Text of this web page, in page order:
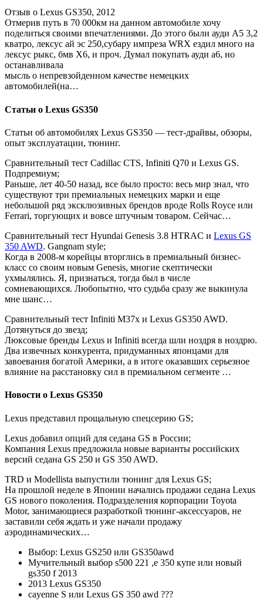
Отзыв о Lexus GS350, 2012
Отмерив путь в 70 000км на данном автомобиле хочу
поделиться своими впечатлениями. До этого были ауди А5 3,2
кватро, лексус ай эс 250,субару импреза WRX ездил много на
лексус рыкс, бмв Х6, и проч. Думал покупать ауди а6, но
останавливала
мысль о непревзойденном качестве немецких
автомобилей(на…
Статьи о Lexus GS350
Статьи об автомобилях Lexus GS350 — тест-драйвы, обзоры,
опыт эксплуатации, тюнинг.
Сравнительный тест Cadillac CTS, Infiniti Q70 и Lexus GS.
Подпремиум;
Раньше, лет 40-50 назад, все было просто: весь мир знал, что
существуют три премиальных немецких марки и еще
небольшой ряд эксклюзивных брендов вроде Rolls Royce или
Ferrari, торгующих и вовсе штучным товаром. Сейчас…
Сравнительный тест Hyundai Genesis 3.8 HTRAC и Lexus GS
350 AWD. Gangnam style;
Когда в 2008-м корейцы вторглись в премиальный бизнес-
класс со своим новым Genesis, многие скептически
ухмылялись. Я, признаться, тогда был в числе
сомневающихся. Любопытно, что судьба сразу же выкинула
мне шанс…
Сравнительный тест Infiniti M37x и Lexus GS350 AWD.
Дотянуться до звезд;
Люксовые бренды Lexus и Infiniti всегда шли ноздря в ноздрю.
Два извечных конкурента, придуманных японцами для
завоевания богатой Америки, а в итоге оказавших серьезное
влияние на расстановку сил в премиальном сегменте …
Новости о Lexus GS350
Lexus представил прощальную спецсерию GS;
Lexus добавил опций для седана GS в России;
Компания Lexus предложила новые варианты российских
версий седана GS 250 и GS 350 AWD.
TRD и Modellista выпустили тюнинг для Lexus GS;
На прошлой неделе в Японии начались продажи седана Lexus
GS нового поколения. Подразделения корпорации Toyota
Motor, занимающиеся разработкой тюнинг-аксессуаров, не
заставили себя ждать и уже начали продажу
аэродинамических…
Выбор: Lexus GS250 или GS350awd
Мучительный выбор s500 221 ,е 350 купе или новый
gs350 f 2013
2013 Lexus GS350
cayenne S или Lexus GS 350 awd ???